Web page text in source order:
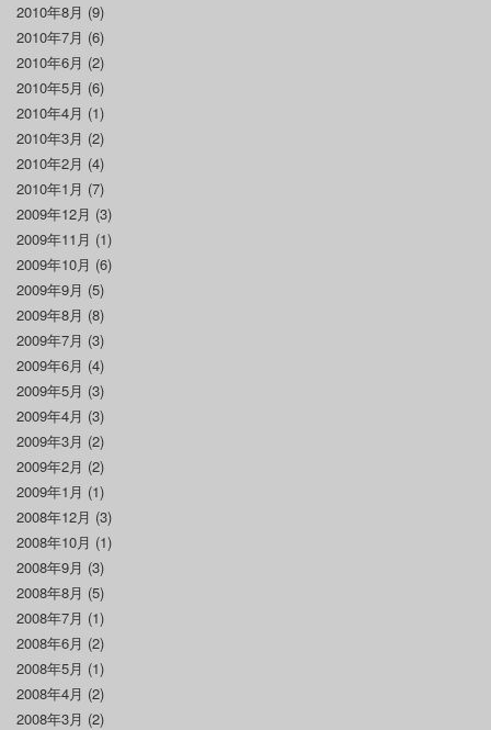
2010年8月 (9)
2010年7月 (6)
2010年6月 (2)
2010年5月 (6)
2010年4月 (1)
2010年3月 (2)
2010年2月 (4)
2010年1月 (7)
2009年12月 (3)
2009年11月 (1)
2009年10月 (6)
2009年9月 (5)
2009年8月 (8)
2009年7月 (3)
2009年6月 (4)
2009年5月 (3)
2009年4月 (3)
2009年3月 (2)
2009年2月 (2)
2009年1月 (1)
2008年12月 (3)
2008年10月 (1)
2008年9月 (3)
2008年8月 (5)
2008年7月 (1)
2008年6月 (2)
2008年5月 (1)
2008年4月 (2)
2008年3月 (2)